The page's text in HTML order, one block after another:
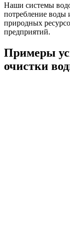
Наши системы
потребление воды
природных
предприятий.
Примеры
очистки